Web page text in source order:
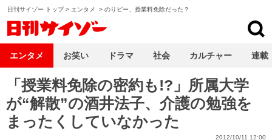
日刊サイゾー トップ> エンタメ > のりピー、授業料免除だった？
「授業料免除の密約も!?」所属大学
が“解散”の酒井法子、介護の勉強を
まったくしていなかった
2012/10/11 12:00
エンタメ お笑い ドラマ 社会 カルチャー 連載